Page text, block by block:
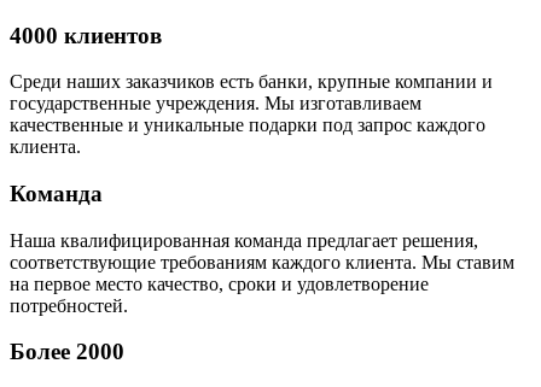
4000 клиентов
Среди наших заказчиков есть банки, крупные компании и
государственные учреждения. Мы изготавливаем
качественные и уникальные подарки под запрос каждого
клиента.
Команда
Наша квалифицированная команда предлагает решения,
соответствующие требованиям каждого клиента. Мы ставим
на первое место качество, сроки и удовлетворение
потребностей.
Более 2000